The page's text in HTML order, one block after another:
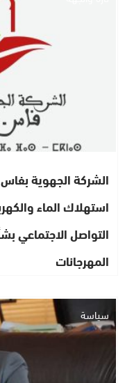
الشركة الجهوية
استهلاك الماء
التواصل الاجتماعي
المهرجانات
سياسة